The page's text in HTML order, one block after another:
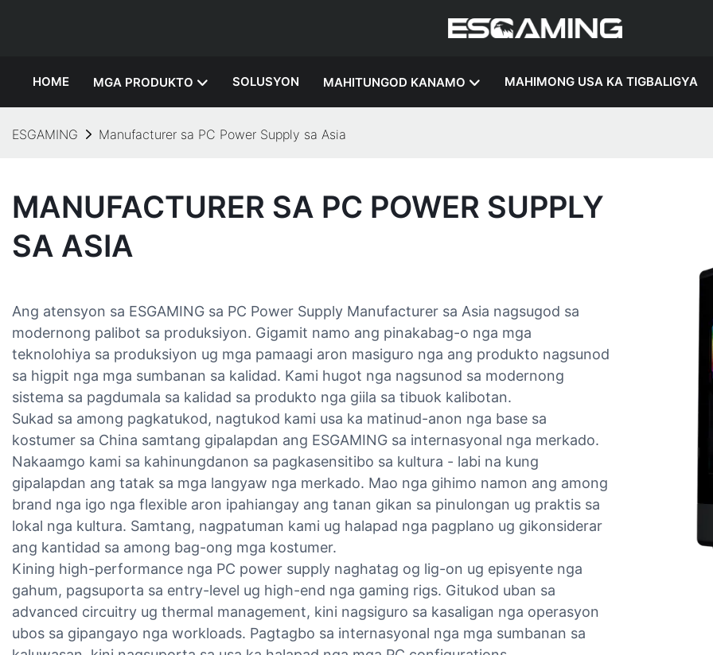
HOME MGA PRODUKTO SOLUSYON MAHITUNGOD KANAMO MAHIMONG USA KA TIGBALIGYA
ESGAMING Manufacturer sa PC Power Supply sa Asia
MANUFACTURER SA PC POWER SUPPLY
SA ASIA
Ang atensyon sa ESGAMING sa PC Power Supply Manufacturer sa Asia nagsugod sa
modernong palibot sa produksiyon. Gigamit namo ang pinakabag-o nga mga
teknolohiya sa produksiyon ug mga pamaagi aron masiguro nga ang produkto nagsunod
sa higpit nga mga sumbanan sa kalidad. Kami hugot nga nagsunod sa modernong
sistema sa pagdumala sa kalidad sa produkto nga giila sa tibuok kalibotan.
Sukad sa among pagkatukod, nagtukod kami usa ka matinud-anon nga base sa
kostumer sa China samtang gipalapdan ang ESGAMING sa internasyonal nga merkado.
Nakaamgo kami sa kahinungdanon sa pagkasensitibo sa kultura - labi na kung
gipalapdan ang tatak sa mga langyaw nga merkado. Mao nga gihimo namon ang among
brand nga igo nga flexible aron ipahiangay ang tanan gikan sa pinulongan ug praktis sa
lokal nga kultura. Samtang, nagpatuman kami ug halapad nga pagplano ug gikonsiderar
ang kantidad sa among bag-ong mga kostumer.
Kining high-performance nga PC power supply naghatag og lig-on ug episyente nga
gahum, pagsuporta sa entry-level ug high-end nga gaming rigs. Gitukod uban sa
advanced circuitry ug thermal management, kini nagsiguro sa kasaligan nga operasyon
ubos sa gipangayo nga workloads. Pagtagbo sa internasyonal nga mga sumbanan sa